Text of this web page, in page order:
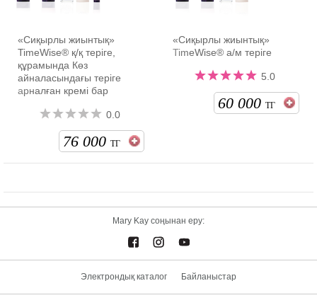
«Сиқырлы жиынтық»
TimeWise® қ/қ теріге,
құрамында Көз
айналасындағы теріге
арналған кремі бар
0.0
76 000 ТГ
«Сиқырлы жиынтық»
TimeWise® а/м теріге
5.0
60 000 ТГ
Mary Kay соңынан еру:
Электрондық каталог Байланыстар